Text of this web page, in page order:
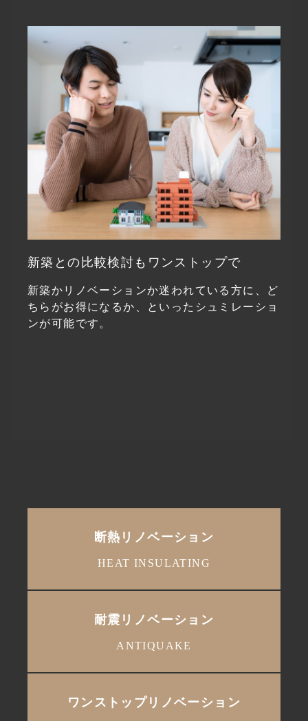
新築との比較検討もワンストップで
新築かリノベーションか迷われている方に、ど
ちらがお得になるか、といったシュミレーショ
ンが可能です。
断熱リノベーション
HEAT INSULATING
耐震リノベーション
ANTIQUAKE
ワンストップリノベーション